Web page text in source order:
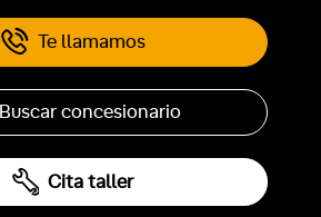
Te llamamos
Buscar concesionario
Cita taller